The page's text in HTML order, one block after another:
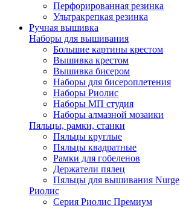
Перфорированная резинка
Ультракрепкая резинка
Ручная вышивка
Наборы для вышивания
Большие картины крестом
Вышивка крестом
Вышивка бисером
Наборы для бисероплетения
Наборы Риолис
Наборы МП студия
Наборы алмазной мозаики
Пяльцы, рамки, станки
Пяльцы круглые
Пяльцы квадратные
Рамки для гобеленов
Держатели пялец
Пяльцы для вышивания Nurge
Риолис
Серия Риолис Премиум